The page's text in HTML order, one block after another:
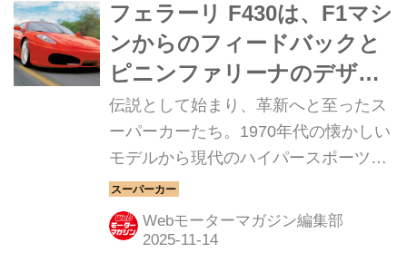
フェラーリ F430は、F1マシ
ンからのフィードバックと
ピニンファリーナのデザイ
ンを融合した【スーパーカ
ークロニクル・完全版／
045】
伝説として始まり、革新へと至ったス
ーパーカーたち。1970年代の懐かしい
モデルから現代のハイパースポーツま
で紹介していこう。今回は、フェラー
リ F430だ。
Webモーターマガジン編集部